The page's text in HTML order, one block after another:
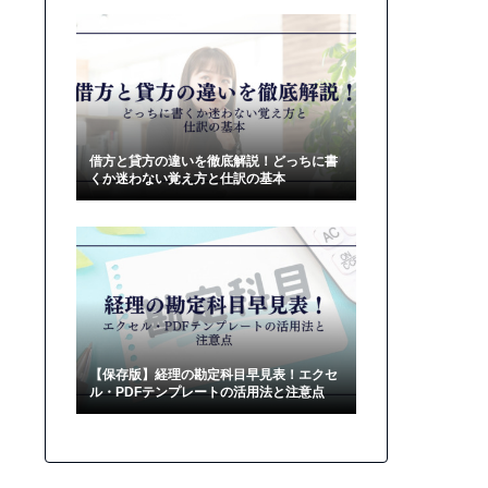
借方と貸方の違いを徹底解説！どっちに書
くか迷わない覚え方と仕訳の基本
【保存版】経理の勘定科目早見表！エクセ
ル・PDFテンプレートの活用法と注意点